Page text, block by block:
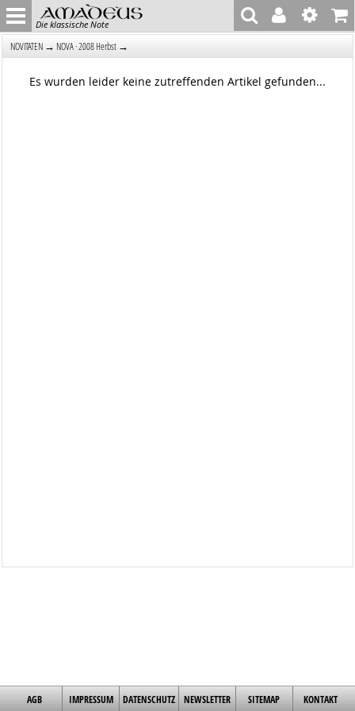
Die klassische Note
NOVITÄTEN → NOVA · 2008 Herbst →
Es wurden leider keine zutreffenden Artikel gefunden...
AGB IMPRESSUM DATENSCHUTZ NEWSLETTER SITEMAP KONTAKT